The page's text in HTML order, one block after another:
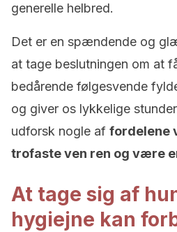
generelle helbred.
Det er en spændende og
at tage beslutningen om at
bedårende følgesvende
og giver os lykkelige
udforsk nogle af fordelene
trofaste ven ren og være
At tage sig af
hygiejne kan